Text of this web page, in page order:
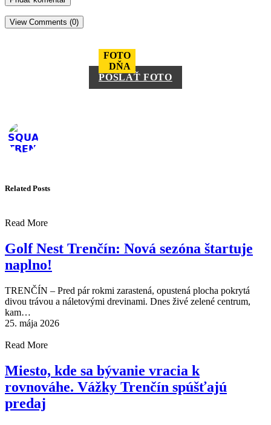
View Comments (0)
FOTO
DŇA
POSLAŤ FOTO
Related Posts
Read More
Golf Nest Trenčín: Nová sezóna štartuje
naplno!
TRENČÍN – Pred pár rokmi zarastená, opustená plocha pokrytá
divou trávou a náletovými drevinami. Dnes živé zelené centrum,
kam…
25. mája 2026
Read More
Miesto, kde sa bývanie vracia k
rovnováhe. Vážky Trenčín spúšťajú
predaj